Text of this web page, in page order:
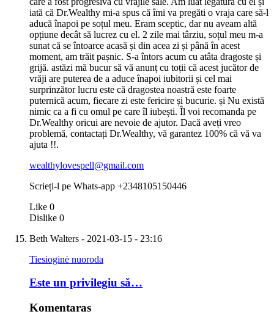
iată că Dr.Wealthy mi-a spus că îmi va pregăti o vraja care să-l
aducă înapoi pe soțul meu. Eram sceptic, dar nu aveam altă
opțiune decât să lucrez cu el. 2 zile mai târziu, soțul meu m-a
sunat că se întoarce acasă și din acea zi și până în acest
moment, am trăit pașnic. S-a întors acum cu atâta dragoste și
grijă. astăzi mă bucur să vă anunț cu toții că acest jucător de
vrăji are puterea de a aduce înapoi iubitorii și cel mai
surprinzător lucru este că dragostea noastră este foarte
puternică acum, fiecare zi este fericire și bucurie. și Nu există
nimic ca a fi cu omul pe care îl iubești. Îl voi recomanda pe
Dr.Wealthy oricui are nevoie de ajutor. Dacă aveți vreo
problemă, contactați Dr.Wealthy, vă garantez 100% că vă va
ajuta !!.
wealthylovespell@gmail.com
Scrieți-l pe Whats-app +2348105150446
Like 0
Dislike 0
Beth Walters - 2021-03-15 - 23:16
Tiesioginė nuoroda
Este un privilegiu să…
Komentaras